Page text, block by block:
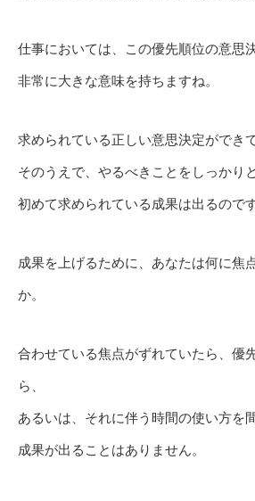
仕事においては、この優先順位の意思
非常に大きな意味を持ちますね。
求められている正しい意思決定ができ
そのうえで、やるべきことをしっかり
初めて求められている成果は出るのです
成果を上げるために、あなたは何に焦
か。
合わせている焦点がずれていたら、優
ら、
あるいは、それに伴う時間の使い方を
成果が出ることはありません。